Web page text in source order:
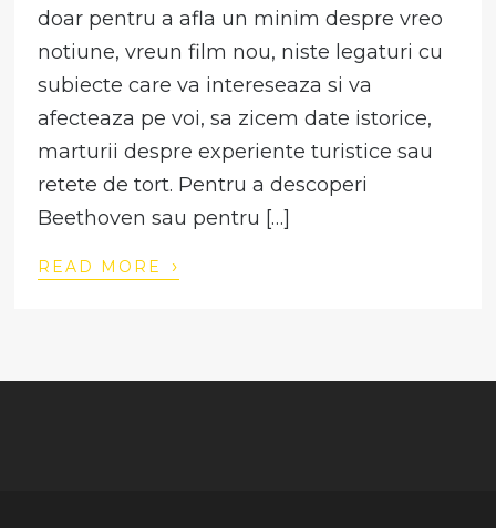
doar pentru a afla un minim despre vreo
notiune, vreun film nou, niste legaturi cu
subiecte care va intereseaza si va
afecteaza pe voi, sa zicem date istorice,
marturii despre experiente turistice sau
retete de tort. Pentru a descoperi
Beethoven sau pentru […]
READ MORE ›